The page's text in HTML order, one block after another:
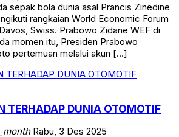
sepak bola dunia asal Prancis Zinedine
rangkaian World Economic Forum
Swiss. Prabowo Zidane WEF di
momen itu, Presiden Prabowo
pertemuan melalui akun […]
TERHADAP DUNIA OTOMOTIF
Rabu, 3 Des 2025